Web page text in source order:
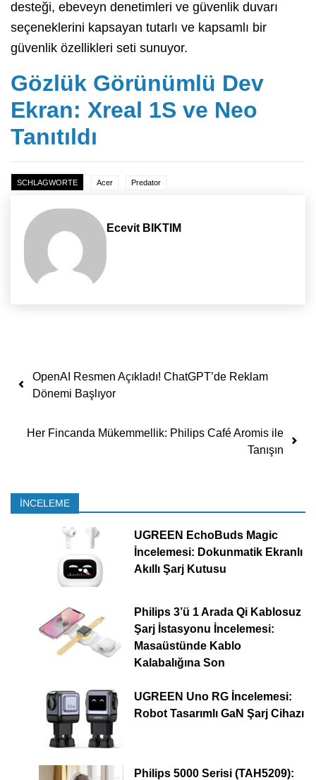
desteği, ebeveyn denetimleri ve güvenlik duvarı
seçeneklerini kapsayan tutarlı ve kapsamlı bir
güvenlik özellikleri seti sunuyor.
Gözlük Görünümlü Dev
Ekran: Xreal 1S ve Neo
Tanıtıldı
SCHLAGWORTE Acer Predator
Ecevit BIKTIM
Yazı dolaşımı
OpenAI Resmen Açıkladı! ChatGPT’de Reklam
Dönemi Başlıyor
Her Fincanda Mükemmellik: Philips Café Aromis ile
Tanışın
İNCELEME
UGREEN EchoBuds Magic
İncelemesi: Dokunmatik Ekranlı
Akıllı Şarj Kutusu
Philips 3’ü 1 Arada Qi Kablosuz
Şarj İstasyonu İncelemesi:
Masaüstünde Kablo
Kalabalığına Son
UGREEN Uno RG İncelemesi:
Robot Tasarımlı GaN Şarj Cihazı
Philips 5000 Serisi (TAH5209):